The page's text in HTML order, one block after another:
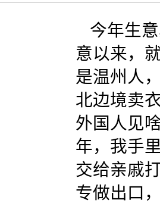
今年生
意以来，
是温州人
北边境卖
外国人见
年，我手
交给亲戚
专做出口